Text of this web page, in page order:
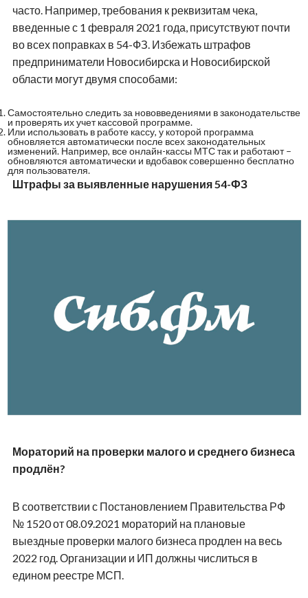
часто. Например, требования к реквизитам чека,
введенные с 1 февраля 2021 года, присутствуют почти
во всех поправках в 54-ФЗ. Избежать штрафов
предприниматели Новосибирска и Новосибирской
области могут двумя способами:
Самостоятельно следить за нововведениями в законодательстве
и проверять их учет кассовой программе.
Или использовать в работе кассу, у которой программа
обновляется автоматически после всех законодательных
изменений. Например, все онлайн-кассы МТС так и работают –
обновляются автоматически и вдобавок совершенно бесплатно
для пользователя.
Штрафы за выявленные нарушения 54-ФЗ
Мораторий на проверки малого и среднего бизнеса
продлён?
В соответствии с Постановлением Правительства РФ
№ 1520 от 08.09.2021 мораторий на плановые
выездные проверки малого бизнеса продлен на весь
2022 год. Организации и ИП должны числиться в
едином реестре МСП.